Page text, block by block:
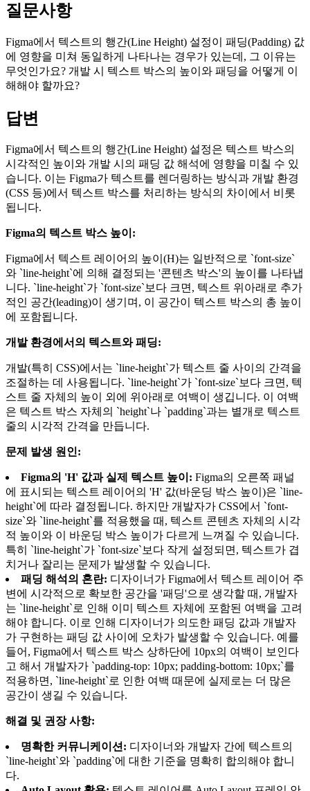
질문사항
Figma에서 텍스트의 행간(Line Height) 설정이 패딩(Padding) 값
에 영향을 미쳐 동일하게 나타나는 경우가 있는데, 그 이유는
무엇인가요? 개발 시 텍스트 박스의 높이와 패딩을 어떻게 이
해해야 할까요?
답변
Figma에서 텍스트의 행간(Line Height) 설정은 텍스트 박스의
시각적인 높이와 개발 시의 패딩 값 해석에 영향을 미칠 수 있
습니다. 이는 Figma가 텍스트를 렌더링하는 방식과 개발 환경
(CSS 등)에서 텍스트 박스를 처리하는 방식의 차이에서 비롯
됩니다.
Figma의 텍스트 박스 높이:
Figma에서 텍스트 레이어의 높이(H)는 일반적으로 `font-size`
와 `line-height`에 의해 결정되는 '콘텐츠 박스'의 높이를 나타냅
니다. `line-height`가 `font-size`보다 크면, 텍스트 위아래로 추가
적인 공간(leading)이 생기며, 이 공간이 텍스트 박스의 총 높이
에 포함됩니다.
개발 환경에서의 텍스트와 패딩:
개발(특히 CSS)에서는 `line-height`가 텍스트 줄 사이의 간격을
조절하는 데 사용됩니다. `line-height`가 `font-size`보다 크면, 텍
스트 줄 자체의 높이 외에 위아래로 여백이 생깁니다. 이 여백
은 텍스트 박스 자체의 `height`나 `padding`과는 별개로 텍스트
줄의 시각적 간격을 만듭니다.
문제 발생 원인:
Figma의 'H' 값과 실제 텍스트 높이: Figma의 오른쪽 패널
에 표시되는 텍스트 레이어의 'H' 값(바운딩 박스 높이)은 `line-
height`에 따라 결정됩니다. 하지만 개발자가 CSS에서 `font-
size`와 `line-height`를 적용했을 때, 텍스트 콘텐츠 자체의 시각
적 높이와 이 바운딩 박스 높이가 다르게 느껴질 수 있습니다.
특히 `line-height`가 `font-size`보다 작게 설정되면, 텍스트가 겹
치거나 잘리는 문제가 발생할 수 있습니다.
패딩 해석의 혼란: 디자이너가 Figma에서 텍스트 레이어 주
변에 시각적으로 확보한 공간을 '패딩'으로 생각할 때, 개발자
는 `line-height`로 인해 이미 텍스트 자체에 포함된 여백을 고려
해야 합니다. 이로 인해 디자이너가 의도한 패딩 값과 개발자
가 구현하는 패딩 값 사이에 오차가 발생할 수 있습니다. 예를
들어, Figma에서 텍스트 박스 상하단에 10px의 여백이 보인다
고 해서 개발자가 `padding-top: 10px; padding-bottom: 10px;`를
적용하면, `line-height`로 인한 여백 때문에 실제로는 더 많은
공간이 생길 수 있습니다.
해결 및 권장 사항:
명확한 커뮤니케이션: 디자이너와 개발자 간에 텍스트의
`line-height`와 `padding`에 대한 기준을 명확히 합의해야 합니
다.